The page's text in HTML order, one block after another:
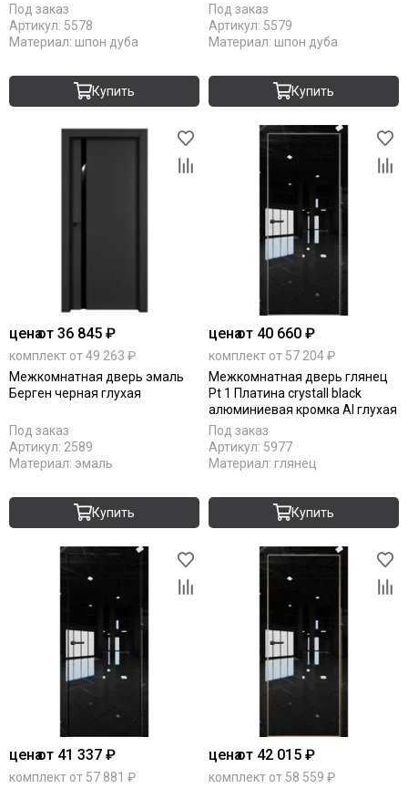
Под заказ
Артикул: 5578
Материал: шпон дуба
Купить
Под заказ
Артикул: 5579
Материал: шпон дуба
Купить
ценаот 36 845 ₽
комплект от 49 263 ₽
Межкомнатная дверь эмаль
Берген черная глухая
Под заказ
Артикул: 2589
Материал: эмаль
Купить
ценаот 40 660 ₽
комплект от 57 204 ₽
Межкомнатная дверь глянец
Pt 1 Платина crystall black
алюминиевая кромка Al глухая
Под заказ
Артикул: 5977
Материал: глянец
Купить
ценаот 41 337 ₽
комплект от 57 881 ₽
ценаот 42 015 ₽
комплект от 58 559 ₽